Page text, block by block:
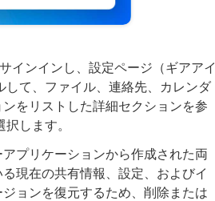
インインし、設定ページ（ギアアイ
て、ファイル、連絡先、カレンダ
をリストした詳細セクションを参
択します。
プリケーションから作成された両
現在の共有情報、設定、およびイ
ョンを復元するため、削除または